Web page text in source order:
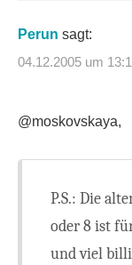
Perun sagt:
04.12.2005 um
@moskovskaya,
P.S.: Die
oder 8 ist
und viel